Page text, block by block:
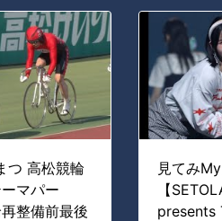
つ 高松競輪
マパー
整備前最後
見てみ
【
presents